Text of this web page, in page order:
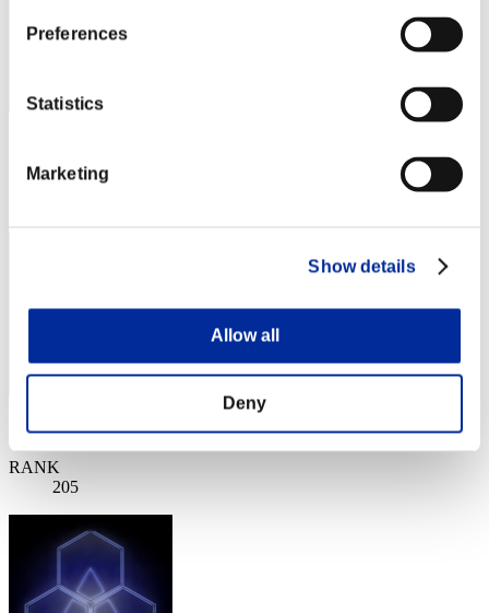
Preferences
Statistics
Marketing
Show details
Allow all
Deny
RANK
スコア: -
RANK
205